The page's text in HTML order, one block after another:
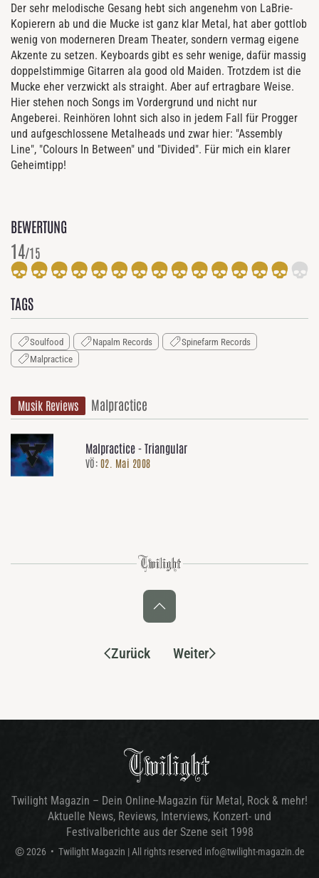
Der sehr melodische Gesang hebt sich angenehm von LaBrie-
Kopierern ab und die Mucke ist ganz klar Metal, hat aber gottlob
wenig von moderneren Dream Theater, sondern vermag eigene
Akzente zu setzen. Keyboards gibt es sehr wenige, dafür massig
doppelstimmige Gitarren ala good old Maiden. Trotzdem ist die
Mucke eher verzwickt als straight. Aber auf ertragbare Weise.
Hier stehen noch Songs im Vordergrund und nicht nur
Angeberei. Reinhören lohnt sich also in jedem Fall für Progger
und aufgeschlossene Metalheads und zwar hier: "Assembly
Line", "Colours In Between" und "Divided". Für mich ein klarer
Geheimtipp!
BEWERTUNG
14/15
TAGS
Soulfood Napalm Records
Spinefarm Records
Malpractice
Musik Reviews Malpractice
Malpractice - Triangular
VÖ: 02. Mai 2008
Zurück Weiter
Twilight Magazin – Dein Online-Magazin für Metal, Rock & mehr!
Aktuelle News, Reviews, Interviews, Konzert- und
Festivalberichte aus der Szene seit 1998
© 2026 • Twilight Magazin | All rights reserved info@twilight-magazin.de